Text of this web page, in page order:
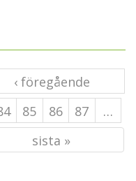
‹ föregående
85 86 87
…
sista »